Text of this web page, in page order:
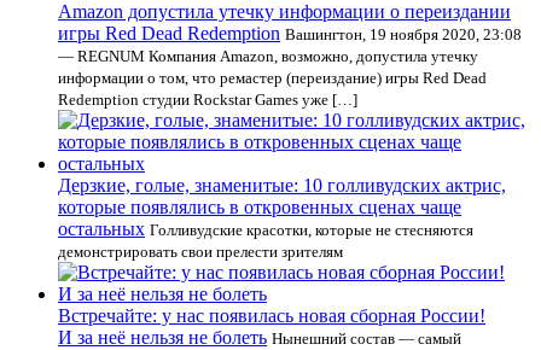
Amazon допустила утечку информации о переиздании
игры Red Dead Redemption Вашингтон, 19 ноября 2020, 23:08
— REGNUM Компания Amazon, возможно, допустила утечку
информации о том, что ремастер (переиздание) игры Red Dead
Redemption студии Rockstar Games уже […]
Дерзкие, голые, знаменитые: 10 голливудских актрис,
которые появлялись в откровенных сценах чаще
остальных Голливудские красотки, которые не стесняются
демонстрировать свои прелести зрителям
Встречайте: у нас появилась новая сборная России!
И за неё нельзя не болеть Нынешний состав — самый